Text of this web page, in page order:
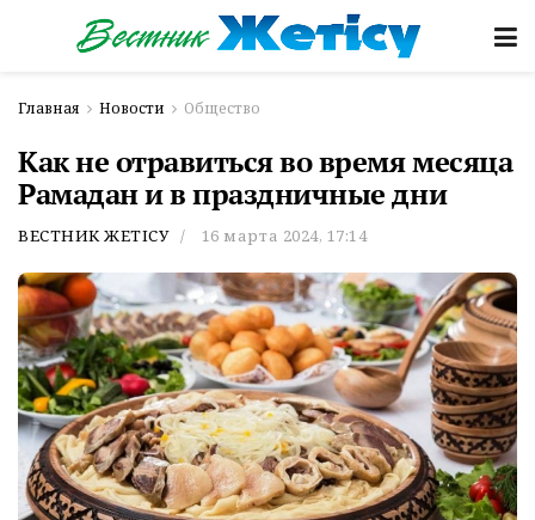
Главная Новости Общество
Как не отравиться во время месяца
Рамадан и в праздничные дни
ВЕСТНИК ЖЕТІСУ 16 марта 2024, 17:14